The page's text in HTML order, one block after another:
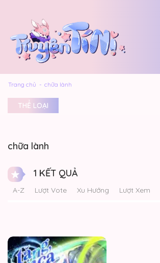
Trang chủ chữa lành
THỂ LOẠI
chữa lành
1 KẾT QUẢ
A-Z Lượt Vote Xu Hướng Lượt Xem